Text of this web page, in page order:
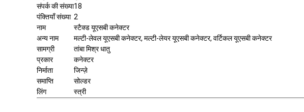
संपर्क की संख्या18
पंक्तियाँ संख्या 2
नाम
स्टैक्ड यूएसबी कनेक्टर
अन्य नाम
मल्टी-लेवल यूएसबी कनेक्टर, मल्टी-लेयर यूएसबी कनेक्टर, वर्टिकल यूएसबी कनेक्टर
सामग्री
तांबा मिश्र धातु
प्रकार
कनेक्टर
निर्माता
जिन्ज़े
समाप्ति
सोल्डर
लिंग
स्त्री